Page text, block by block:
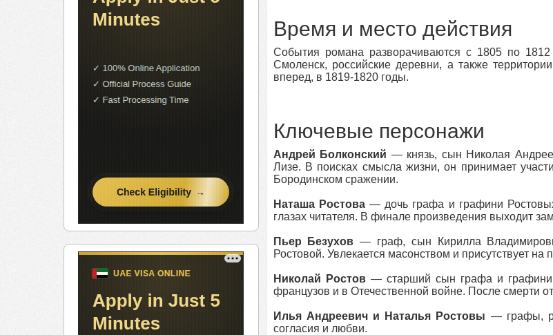
Время и место действия
События романа разворачиваются с 1805 по 1812
Смоленск, российские деревни, а также
вперед, в 1819-1820 годы.
Ключевые персонажи
Андрей Болконский — князь, сын Николая
Лизе. В поисках смысла жизни, он принимает
Бородинском сражении.
Наташа Ростова— дочь графа и графини
глазах читателя. В финале произведения выходит
Пьер Безухов — граф, сын Кирилла
Ростовой. Увлекается масонством и присутствует
Николай Ростов— старший сын графа и графини
французов и в Отечественной войне. После смерти
Илья Андреевич и Наталья Ростовы — графы,
согласия и любви.